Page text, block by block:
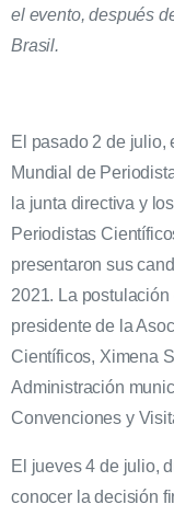
el evento, después
Brasil.
El pasado 2 de julio,
Mundial de
la junta directiva y
Periodistas
presentaron sus
2021. La
presidente de la
Científicos, Ximena
Administración
Convenciones y
El jueves 4 de julio,
conocer la decisión